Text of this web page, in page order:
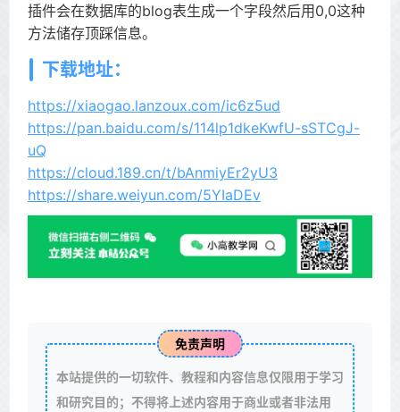
插件会在数据库的blog表生成一个字段然后用0,0这种
方法储存顶踩信息。
下载地址：
https://xiaogao.lanzoux.com/ic6z5ud
https://pan.baidu.com/s/114lp1dkeKwfU-sSTCgJ-
uQ
https://cloud.189.cn/t/bAnmiyEr2yU3
https://share.weiyun.com/5YIaDEv
免责声明
本站提供的一切软件、教程和内容信息仅限用于学习
和研究目的；不得将上述内容用于商业或者非法用